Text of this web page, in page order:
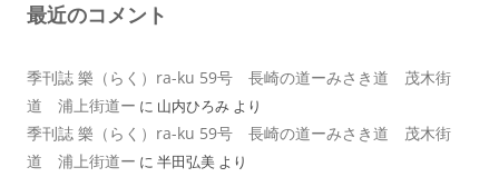
最近のコメント
季刊誌 樂（らく）ra-ku 59号 長崎の道ーみさき道 茂木街
道 浦上街道ー に 山内ひろみ より
季刊誌 樂（らく）ra-ku 59号 長崎の道ーみさき道 茂木街
道 浦上街道ー に 半田弘美 より